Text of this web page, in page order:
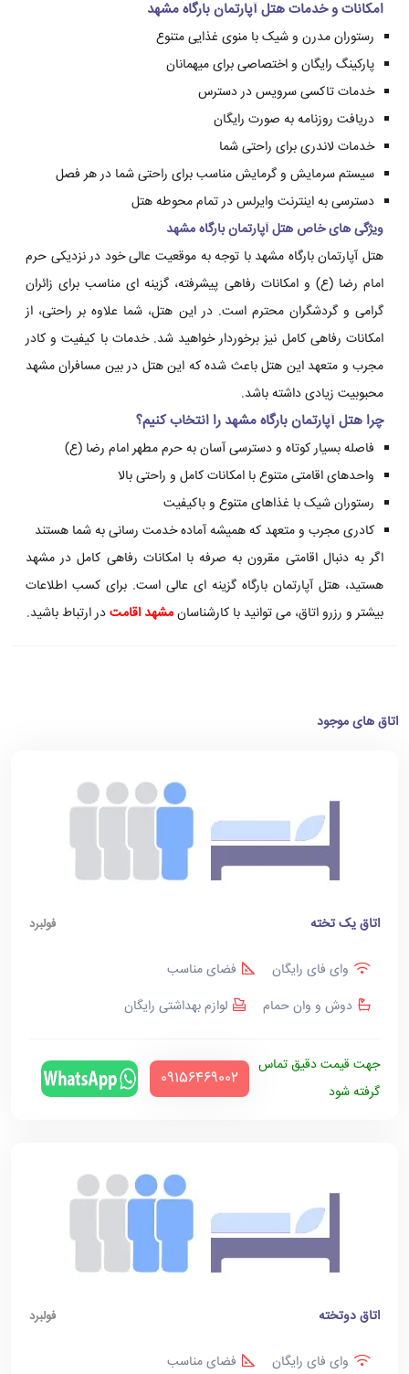
امکانات و خدمات هتل آپارتمان بارگاه مشهد
رستوران مدرن و شیک با منوی غذایی متنوع
پارکینگ رایگان و اختصاصی برای میهمانان
خدمات تاکسی سرویس در دسترس
دریافت روزنامه به صورت رایگان
خدمات لاندری برای راحتی شما
سیستم سرمایش و گرمایش مناسب برای راحتی شما در هر فصل
دسترسی به اینترنت وایرلس در تمام محوطه هتل
ویژگی های خاص هتل آپارتمان بارگاه مشهد
هتل آپارتمان بارگاه مشهد با توجه به موقعیت عالی خود در نزدیکی حرم
امام رضا (ع) و امکانات رفاهی پیشرفته، گزینه ای مناسب برای زائران
گرامی و گردشگران محترم است. در این هتل، شما علاوه بر راحتی، از
امکانات رفاهی کامل نیز برخوردار خواهید شد. خدمات با کیفیت و کادر
مجرب و متعهد این هتل باعث شده که این هتل در بین مسافران مشهد
محبوبیت زیادی داشته باشد.
چرا هتل آپارتمان بارگاه مشهد را انتخاب کنیم؟
فاصله بسیار کوتاه و دسترسی آسان به حرم مطهر امام رضا (ع)
واحدهای اقامتی متنوع با امکانات کامل و راحتی بالا
رستوران شیک با غذاهای متنوع و باکیفیت
کادری مجرب و متعهد که همیشه آماده خدمت رسانی به شما هستند
اگر به دنبال اقامتی مقرون به صرفه با امکانات رفاهی کامل در مشهد
هستید، هتل آپارتمان بارگاه گزینه ای عالی است. برای کسب اطلاعات
بیشتر و رزرو اتاق، می توانید با کارشناسانمشهد اقامتدر ارتباط باشید.
اتاق های موجود
اتاق یک تخته فولبرد
وای فای رایگان
فضای مناسب
دوش و وان حمام
لوازم بهداشتی رایگان
جهت قیمت دقیق تماس
گرفته شود
‪09156469002‬
اتاق دوتخته فولبرد
وای فای رایگان فضای مناسب